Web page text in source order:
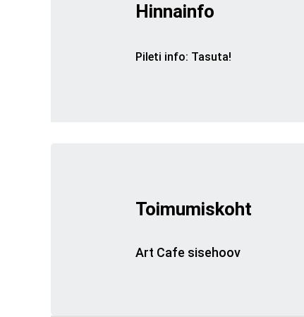
Hinnainfo
Pileti info: Tasuta!
Toimumiskoht
Art Cafe sisehoov